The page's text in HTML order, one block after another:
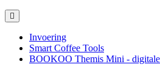
Invoering
Smart Coffee Tools
BOOKOO Themis Mini - digitale